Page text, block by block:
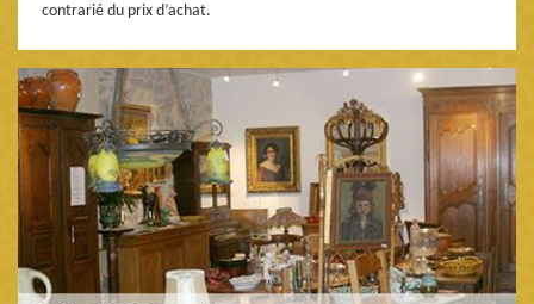
contrarié du prix d’achat.